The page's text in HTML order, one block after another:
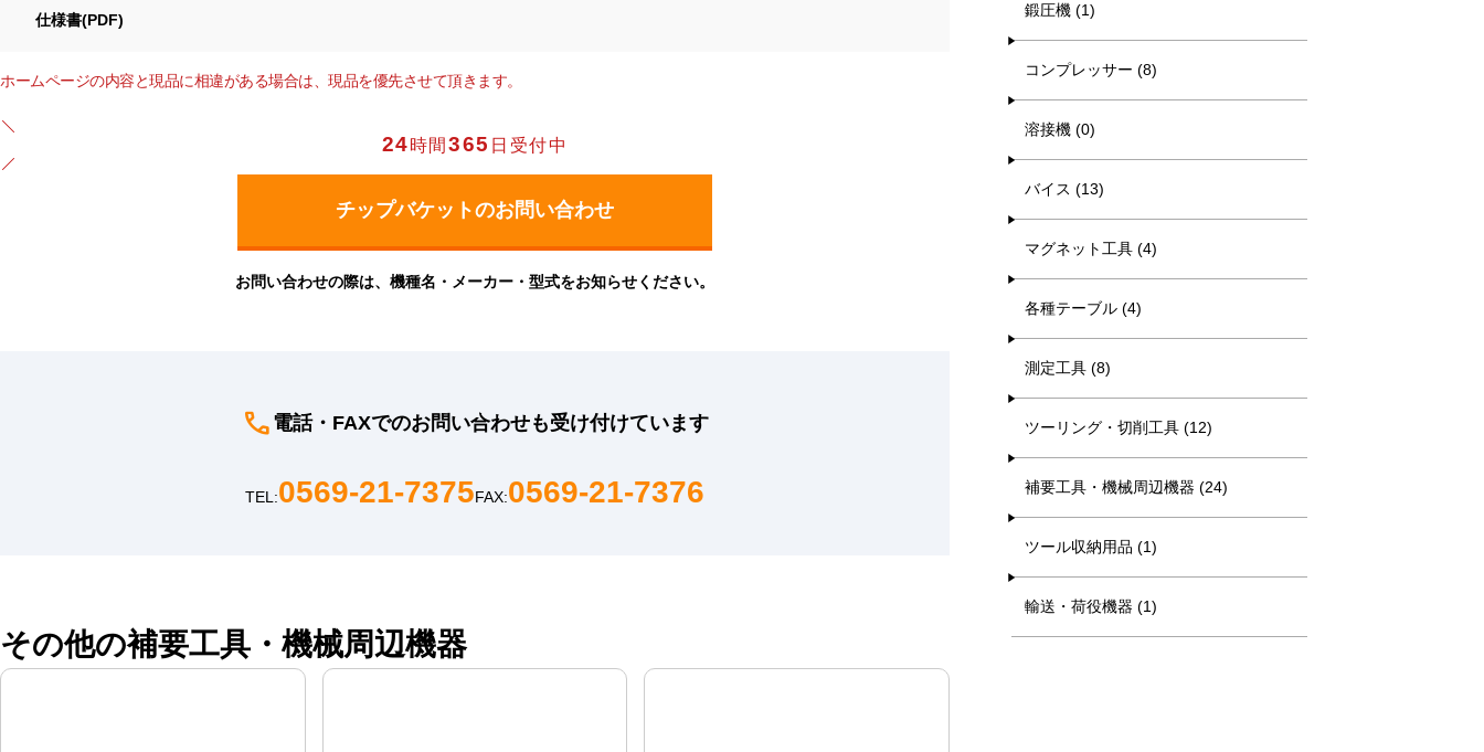
仕様書(PDF)
ホームページの内容と現品に相違がある場合は、現品を優先させて頂きます。
24時間365 日受付中
お問い合わせの際は、機種名・メーカー・型式をお知らせください。
電話・FAXでのお問い合わせも受け付けています
TEL:0569-21-7375FAX:0569-21-7376
その他の補要工具・機械周辺機器
鍛圧機 (1)
コンプレッサー (8)
溶接機 (0)
バイス (13)
マグネット工具 (4)
各種テーブル (4)
測定工具 (8)
ツーリング・切削工具 (12)
補要工具・機械周辺機器 (24)
ツール収納用品 (1)
輸送・荷役機器 (1)